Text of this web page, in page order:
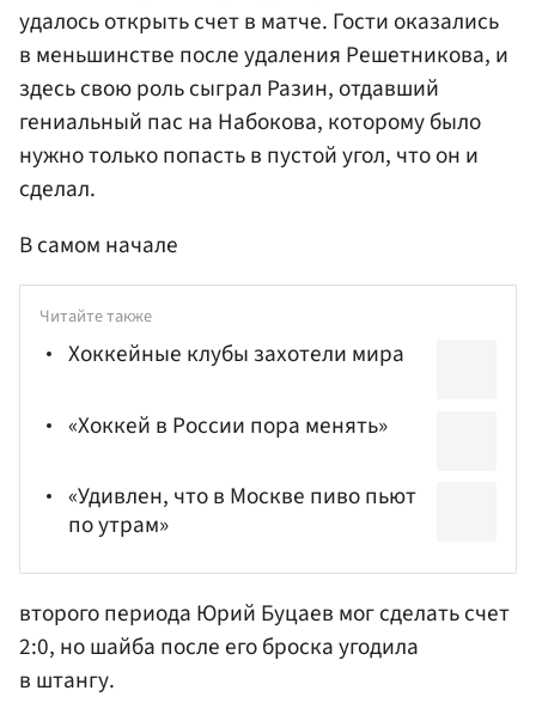
удалось открыть счет в матче. Гости оказались
в меньшинстве после удаления Решетникова, и
здесь свою роль сыграл Разин, отдавший
гениальный пас на Набокова, которому было
нужно только попасть в пустой угол, что он и
сделал.
В самом начале
Читайте также
Хоккейные клубы захотели мира
«Хоккей в России пора менять»
«Удивлен, что в Москве пиво пьют
по утрам»
второго периода Юрий Буцаев мог сделать счет
2:0, но шайба после его броска угодила
в штангу.